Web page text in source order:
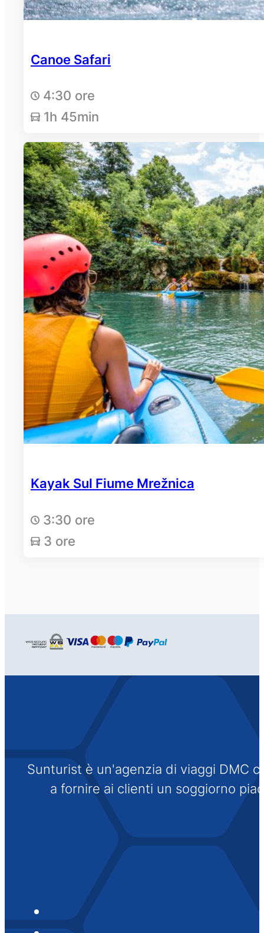
Canoe Safari
4:30 ore
1h 45min
Kayak Sul Fiume Mrežnica
3:30 ore
3 ore
Sunturist è un'agenzia di viaggi DMC
a fornire ai clienti un soggiorno